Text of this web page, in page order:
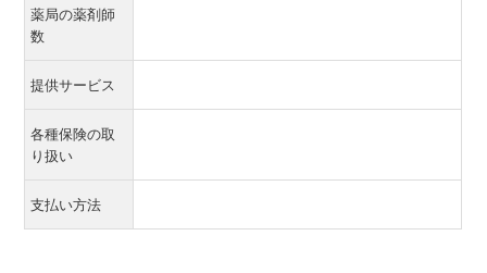
薬局の薬剤師
数
提供サービス
各種保険の取
り扱い
支払い方法